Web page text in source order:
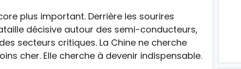
plus important. Derrière les sourires
décisive autour des semi-conducteurs,
secteurs critiques. La Chine ne cherche
cher. Elle cherche à devenir indispensable.